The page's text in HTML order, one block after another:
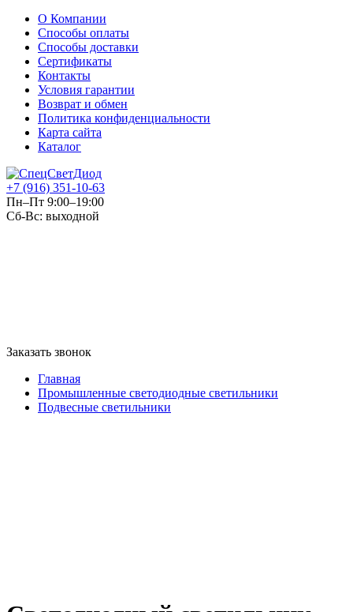
О Компании
Способы оплаты
Способы доставки
Сертификаты
Контакты
Условия гарантии
Возврат и обмен
Политика конфиденциальности
Карта сайта
Каталог
+7 (916) 351-10-63
Пн–Пт 9:00–19:00
Сб-Вс: выходной
Заказать звонок
Главная
Промышленные светодиодные светильники
Подвесные светильники